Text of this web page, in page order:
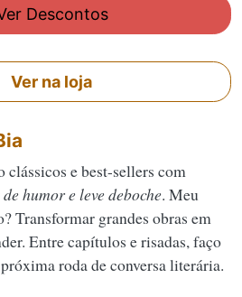
Descontos
Ver na loja
clássicos e best-sellers com
humor e leve deboche. Meu
Transformar grandes obras em
Entre capítulos e risadas, faço
roda de conversa literária.